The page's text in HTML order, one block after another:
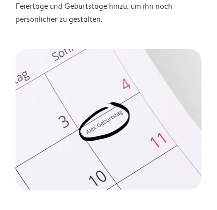
Feiertage und Geburtstage hinzu, um ihn noch
persönlicher zu gestalten.